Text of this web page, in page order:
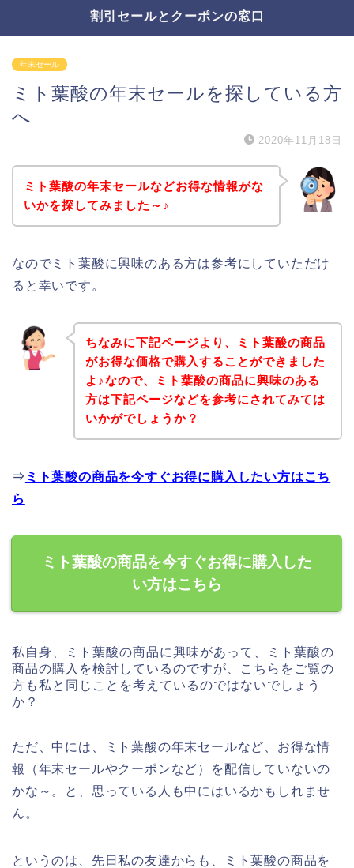
割引セールとクーポンの窓口
年末セール
ミト葉酸の年末セールを探している方
へ
2020年11月18日
ミト葉酸の年末セールなどお得な情報がな
いかを探してみました～♪
なのでミト葉酸に興味のある方は参考にしていただけ
ると幸いです。
ちなみに下記ページより、ミト葉酸の商品
がお得な価格で購入することができました
よ♪なので、ミト葉酸の商品に興味のある
方は下記ページなどを参考にされてみては
いかがでしょうか？
⇒ ミト葉酸の商品を今すぐお得に購入したい方はこち
ら
ミト葉酸の商品を今すぐお得に購入した
い方はこちら
私自身、ミト葉酸の商品に興味があって、ミト葉酸の
商品の購入を検討しているのですが、こちらをご覧の
方も私と同じことを考えているのではないでしょう
か？
ただ、中には、ミト葉酸の年末セールなど、お得な情
報（年末セールやクーポンなど）を配信していないの
かな～。と、思っている人も中にはいるかもしれませ
ん。
というのは、先日私の友達からも、ミト葉酸の商品を